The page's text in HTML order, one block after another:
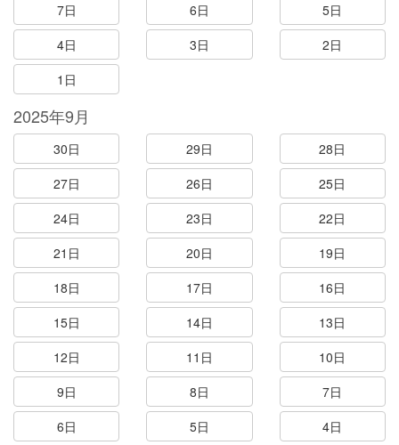
7日
6日
5日
4日
3日
2日
1日
2025年9月
30日 29日
28日
27日
26日
25日
24日
23日
22日
21日
20日
19日
18日
17日
16日
15日
14日
13日
12日
11日
10日
9日
8日
7日
6日
5日
4日